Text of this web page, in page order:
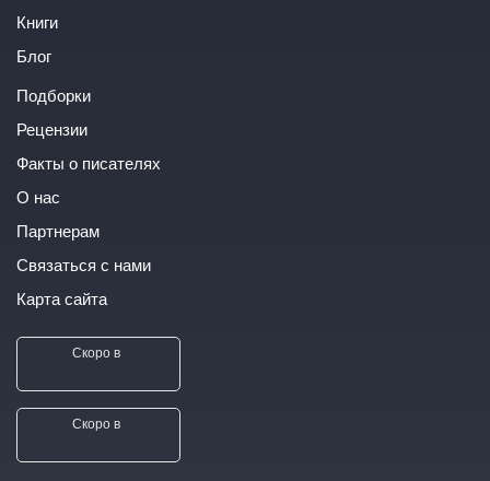
Книги
Блог
Подборки
Рецензии
Факты о писателях
О нас
Партнерам
Связаться с нами
Карта сайта
Скоро в
Скоро в